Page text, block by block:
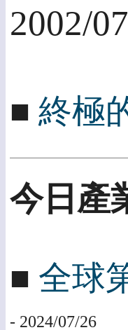
2002/
■ 終極
今日產
■ 全球
- 2024/07/26